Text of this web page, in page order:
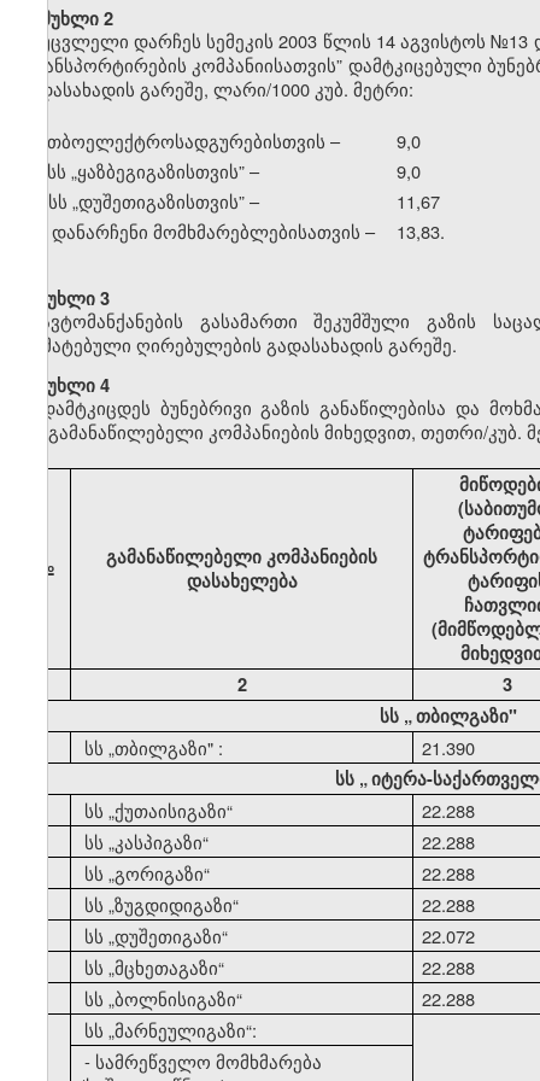
მუხლი 2
უცვლელი დარჩეს სემეკის 2003 წლის 14 აგვისტოს
ტრანსპორტირების კომპანიისათვის” დამტკიცებული
გადასახადის გარეშე, ლარი/1000 კუბ. მეტრი:
ა) თბოელექტროსადგურებისთვის –
9,0
ბ) სს„ყაზბეგიგაზისთვის” –
9,0
გ) სს„დუშეთიგაზისთვის” –
11,67
დ) დანარჩენი მომხმარებლებისათვის –
13,83.
მუხლი 3
ავტომანქანების გასამართი შეკუმშული გაზის
დამატებული ღირებულების გადასახადის გარეშე.
მუხლი 4
დამტკიცდეს ბუნებრივი გაზის განაწილებისა და
გაზგამანაწილებელი კომპანიების მიხედვით, თეთრი/კუბ.
№
გამანაწილებელი კომპანიების
დასახელება
2
3
სს „თბილგაზი"
სს„თბილგაზი" :
21.390
სს „იტერა-
სს„ქუთაისიგაზი“
22.288
სს„კასპიგაზი“
22.288
სს„გორიგაზი“
22.288
სს„ზუგდიდიგაზი“
22.288
სს„დუშეთიგაზი“
22.072
სს„მცხეთაგაზი“
22.288
სს„ბოლნისიგაზი“
22.288
სს„მარნეულიგაზი“:
- სამრეწველო მომხმარება